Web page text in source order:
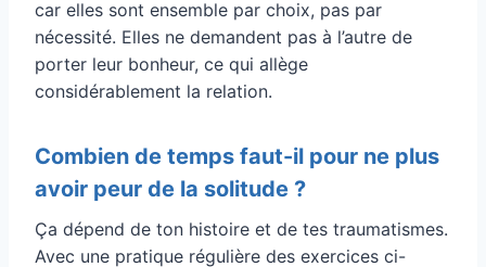
car elles sont ensemble par choix, pas par
nécessité. Elles ne demandent pas à l’autre de
porter leur bonheur, ce qui allège
considérablement la relation.
Combien de temps faut-il pour ne plus
avoir peur de la solitude ?
Ça dépend de ton histoire et de tes traumatismes.
Avec une pratique régulière des exercices ci-